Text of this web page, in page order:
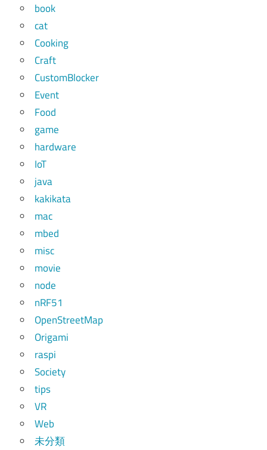
book
cat
Cooking
Craft
CustomBlocker
Event
Food
game
hardware
IoT
java
kakikata
mac
mbed
misc
movie
node
nRF51
OpenStreetMap
Origami
raspi
Society
tips
VR
Web
未分類